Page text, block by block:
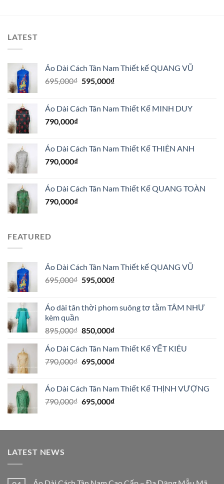
LATEST
Áo Dài Cách Tân Nam Thiết kế QUANG VŨ
695,000₫ Giá
695,000₫.
595,000₫Giá
là:
Áo Dài Cách Tân Nam Thiết Kế MINH DUY
790,000₫
Áo Dài Cách Tân Nam Thiết Kế THIÊN ANH
790,000₫
Áo Dài Cách Tân Nam Thiết Kế QUANG TOÀN
790,000₫
FEATURED
Áo Dài Cách Tân Nam Thiết kế QUANG VŨ
695,000₫ Giá
695,000₫.
595,000₫Giá
là:
Áo dài tân thời phom suông tơ tằm TÂM NHƯ
kèm quần
895,000₫ Giá
là:
895,000₫.
850,000₫Giá
tại
là:
Áo Dài Cách Tân Nam Thiết Kế YẾT KIÊU
790,000₫ Giá
790,000₫.
695,000₫Giá
là:
695,000₫.
Áo Dài Cách Tân Nam Thiết Kế THỊNH VƯỢNG
790,000₫ Giá
790,000₫.
695,000₫Giá
là:
LATEST NEWS